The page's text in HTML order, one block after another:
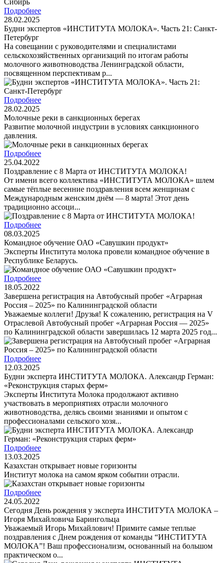
Подробнее
28.02.2025
Будни экспертов «ИНСТИТУТА МОЛОКА». Часть 21: Санкт-
Петербург
На совещании с руководителями и специалистами
сельскохозяйственных организаций по итогам работы
молочного животноводства Ленинградской области,
посвященном перспективам р...
Подробнее
28.02.2025
Молочные реки в санкционных берегах
Развитие молочной индустрии в условиях санкционного
давления.
Подробнее
25.04.2022
Поздравление с 8 Марта от ИНСТИТУТА МОЛОКА!
От имени всего коллектива «ИНСТИТУТА МОЛОКА» шлем
самые тёплые весенние поздравления всем женщинам с
Международным женским днём — 8 марта! Этот день
традиционно ассоци...
Подробнее
08.03.2025
Командное обучение ОАО «Савушкин продукт»
Эксперты Института молока провели командное обучение в
Республике Беларусь.
Подробнее
18.05.2022
Завершена регистрация на Автобусный пробег «Аграрная
Россия – 2025» по Калининградской области
Уважаемые коллеги! Друзья! К сожалению, регистрация на V
Отраслевой Автобусный пробег «Аграрная Россия — 2025»
по Калининградской области завершилась 12 марта 2025 год...
Подробнее
12.03.2025
Будни эксперта ИНСТИТУТА МОЛОКА. Александр Герман:
«Реконструкция старых ферм»
Эксперты Института Молока продолжают активно
участвовать в мероприятиях отрасли молочного
животноводства, делясь своими знаниями и опытом с
профессионалами сельского хозя...
Подробнее
13.03.2025
Казахстан открывает новые горизонты
Институт молока на самом ярком событии отрасли.
Подробнее
24.05.2022
Сегодня День рождения у эксперта ИНСТИТУТА МОЛОКА –
Игоря Михайловича Барингольца
Уважаемый Игорь Михайлович! Примите самые теплые
поздравления с Днем рождения от команды “ИНСТИТУТА
МОЛОКА”! Ваш профессионализм, основанный на большом
практическом о...